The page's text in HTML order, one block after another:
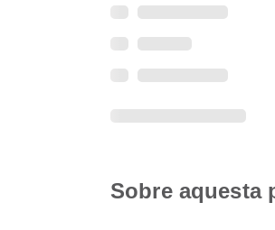
Sobre aquesta